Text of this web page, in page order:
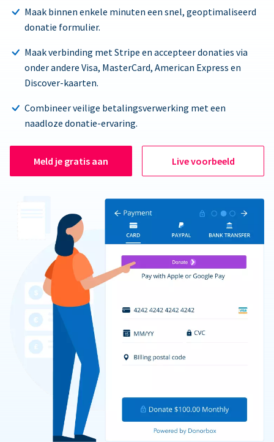
Maak binnen enkele minuten een snel, geoptimaliseerd
donatie formulier.
Maak verbinding met Stripe en accepteer donaties via
onder andere Visa, MasterCard, American Express en
Discover-kaarten.
Combineer veilige betalingsverwerking met een
naadloze donatie-ervaring.
Meld je gratis aan Live voorbeeld